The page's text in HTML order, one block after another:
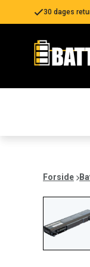
30 dages
Forside